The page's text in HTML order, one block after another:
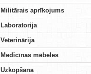
Militārais aprīkojums
Laboratorija
Veterinārija
Medicīnas mēbeles
Uzkopšana